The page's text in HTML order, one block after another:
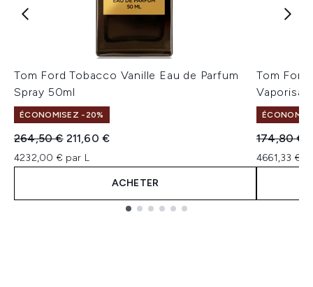
Tom Ford Tobacco Vanille Eau de Parfum
Spray 50ml
ÉCONOMISEZ -20%
Prix de vente :
264,50 € Prix ​​actuel :
211,60 €
4232,00 € par L
ACHETER
Tom Ford
Prix de
174,80 €
4661,33 €